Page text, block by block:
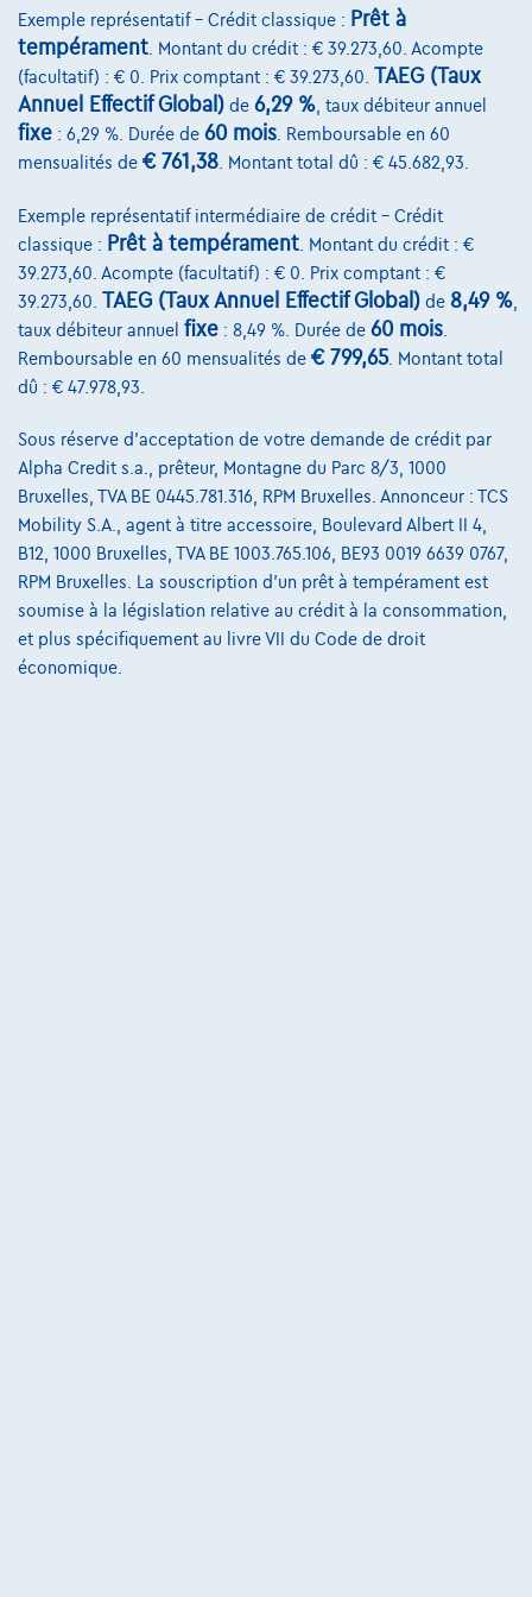
Mercedes-Benz EQE 350
05/2022
31.668 km Electrique
Automatique
215 kW ( 292 CV )
€43.499 1
€834,70
et une dernière mensualité de
€11.709,45
Découvrez l’exemple chiffré complet
3600 Genk,GMA Cars
Comparer
Voir le véhicule
Exemple représentatif – Crédit classique : Prêt à
tempérament . Montant du crédit : € 39.273,60. Acompte
(facultatif) : € 0. Prix comptant : € 39.273,60. TAEG (Taux
Annuel Effectif Global) de 6,29 % , taux débiteur annuel
fixe : 6,29 %. Durée de 60 mois . Remboursable en 60
mensualités de € 761,38 . Montant total dû : € 45.682,93.
Exemple représentatif intermédiaire de crédit – Crédit
classique : Prêt à tempérament . Montant du crédit : €
39.273,60. Acompte (facultatif) : € 0. Prix comptant : €
39.273,60. TAEG (Taux Annuel Effectif Global) de 8,49 %
taux débiteur annuel fixe : 8,49 %. Durée de 60 mois
Remboursable en 60 mensualités de € 799,65. Montant total
dû : € 47.978,93.
Sous réserve d'acceptation de votre demande de crédit par
Alpha Credit s.a., prêteur, Montagne du Parc 8/3, 1000
Bruxelles, TVA BE 0445.781.316, RPM Bruxelles. Annonceur : TCS
Mobility S.A., agent à titre accessoire, Boulevard Albert II 4,
B12, 1000 Bruxelles, TVA BE 1003.765.106, BE93 0019 6639 0767,
RPM Bruxelles. La souscription d'un prêt à tempérament est
soumise à la législation relative au crédit à la consommation,
et plus spécifiquement au livre VII du Code de droit
économique.